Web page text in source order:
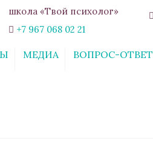
школа «Твой психолог»
+7 967 068 02 21
МЕДИА ВОПРОС-ОТВЕТ